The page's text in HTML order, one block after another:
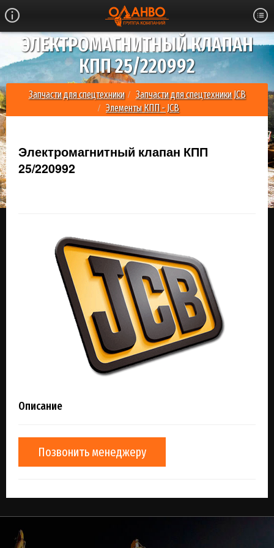
ЭЛЕКТРОМАГНИТНЫЙ КЛАПАН
КПП 25/220992
Запчасти для спецтехники
Запчасти для спецтехники JCB
Элементы КПП - JCB
Электромагнитный клапан КПП
25/220992
Описание
Позвонить менеджеру